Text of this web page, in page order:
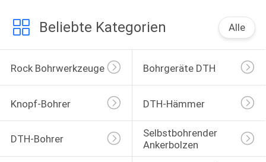
Beliebte Kategorien Alle
Rock Bohrwerkzeuge Bohrgeräte DTH
Knopf-Bohrer DTH-Hämmer
DTH-Bohrer
Selbstbohrender
Ankerbolzen